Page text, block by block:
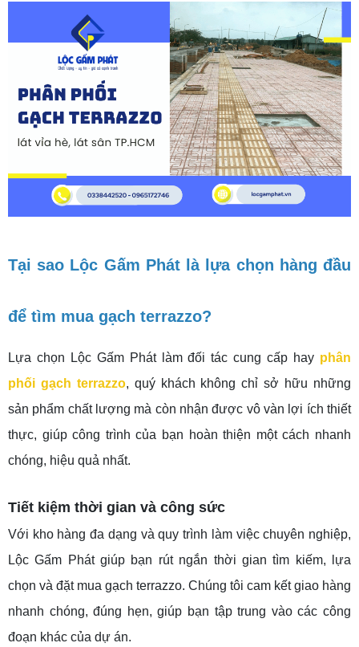
Tại sao Lộc Gấm Phát là lựa chọn hàng đầu
để tìm mua gạch terrazzo?
Lựa chọn Lộc Gấm Phát làm đối tác cung cấp hay phân
phối gạch terrazzo, quý khách không chỉ sở hữu những
sản phẩm chất lượng mà còn nhận được vô vàn lợi ích thiết
thực, giúp công trình của bạn hoàn thiện một cách nhanh
chóng, hiệu quả nhất.
Tiết kiệm thời gian và công sức
Với kho hàng đa dạng và quy trình làm việc chuyên nghiệp,
Lộc Gấm Phát giúp bạn rút ngắn thời gian tìm kiếm, lựa
chọn và đặt mua gạch terrazzo. Chúng tôi cam kết giao hàng
nhanh chóng, đúng hẹn, giúp bạn tập trung vào các công
đoạn khác của dự án.